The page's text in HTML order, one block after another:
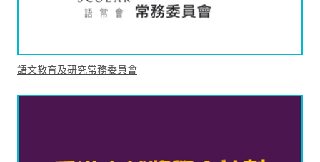
語文教育及研究常務委員會